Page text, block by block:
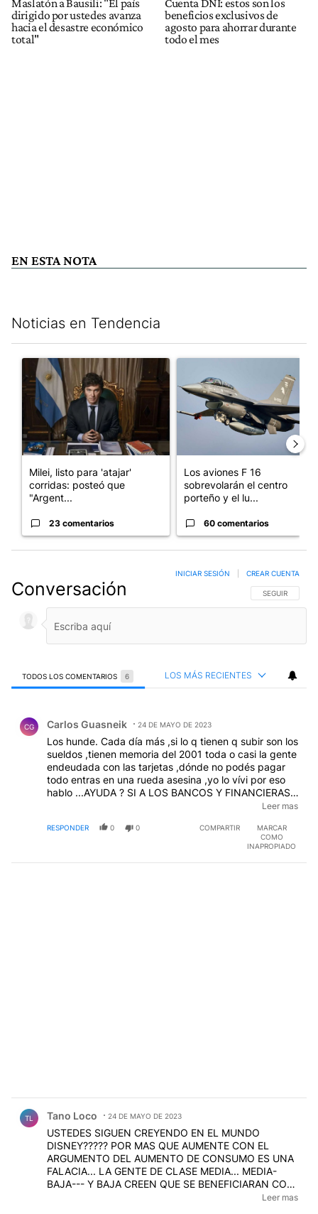
Maslatón a Bausili: "El país
dirigido por ustedes avanza
hacia el desastre económico
total"
Cuenta DNI: estos son los
beneficios exclusivos de
agosto para ahorrar durante
todo el mes
EN ESTA NOTA
Noticias en Tendencia
Un artículo de tendencia con el título "Milei, listo para 'atajar'
Milei, listo para 'atajar'
corridas: posteó que
"Argent...
23 comentarios
Los aviones F 16
sobrevolarán el centro
porteño y el lu...
60 comentarios
Conversación SIGA ESTA
SEGUIR
INICIAR SESIÓN CREAR CUENTA
TODOS LOS COMENTARIOS 6 LOS MÁS RECIENTES
CG Carlos Guasneik 24 DE MAYO DE 2023
Los hunde. Cada día más ,si lo q tienen q subir son los
sueldos ,tienen memoria del 2001 toda o casi la gente
endeudada con las tarjetas ,dónde no podés pagar
todo entras en una rueda asesina ,yo lo vívi por eso
hablo ...AYUDA ? SI A LOS BANCOS Y FINANCIERAS
Q DESPUES te sacan hasta la última.gota de sangre
BRITO FELIZ ....
Leer mas
RESPONDER 0 0 COMPARTIR
MARCAR
COMO
INAPROPIADO
TL Tano Loco 24 DE MAYO DE 2023
USTEDES SIGUEN CREYENDO EN EL MUNDO
DISNEY????? POR MAS QUE AUMENTE CON EL
ARGUMENTO DEL AUMENTO DE CONSUMO ES UNA
FALACIA... LA GENTE DE CLASE MEDIA... MEDIA-
BAJA--- Y BAJA CREEN QUE SE BENEFICIARAN CON
ESTO? NO ESTO EMPEORA TODO... INDUCE A LALeer mas